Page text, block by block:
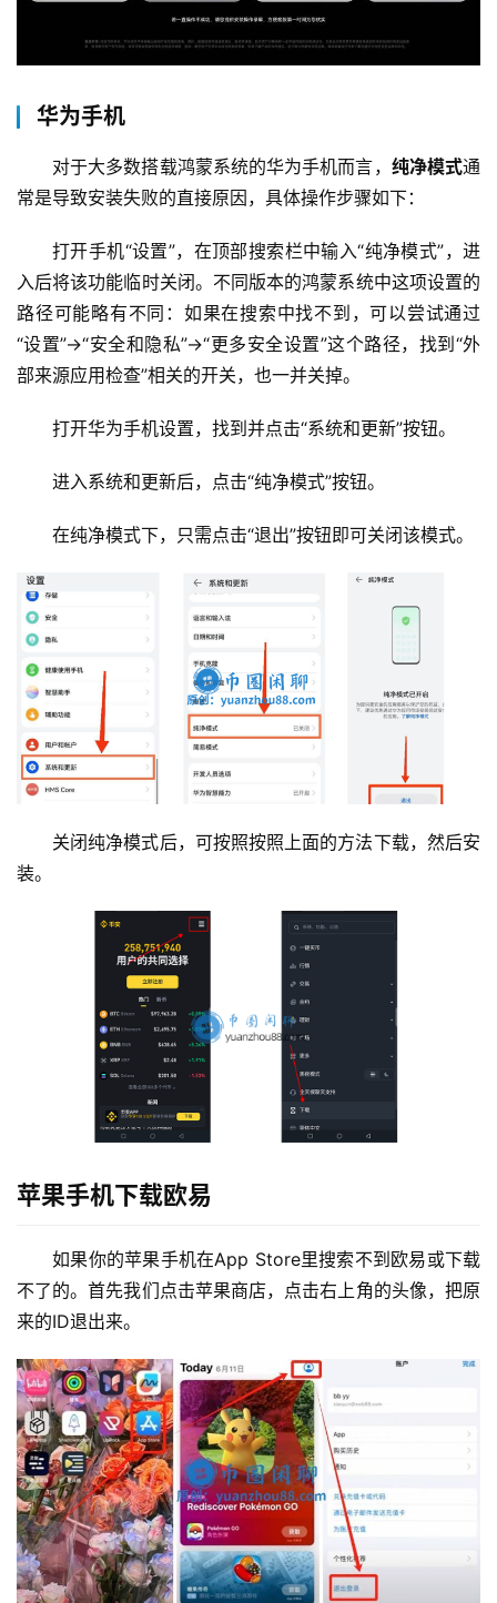
华为手机
对于大多数搭载鸿蒙系统的华为手机而言， 纯净模式通
常是导致安装失败的直接原因，具体操作步骤如下：
打开手机“设置”，在顶部搜索栏中输入“纯净模式”，进
入后将该功能临时关闭。不同版本的鸿蒙系统中这项设置的
路径可能略有不同：如果在搜索中找不到，可以尝试通过
“设置”→“安全和隐私”→“更多安全设置”这个路径，找到“外
部来源应用检查”相关的开关，也一并关掉。
打开华为手机设置，找到并点击“系统和更新”按钮。
进入系统和更新后，点击“纯净模式”按钮。
在纯净模式下，只需点击“退出”按钮即可关闭该模式。
关闭纯净模式后，可按照按照上面的方法下载，然后安
装。
苹果手机下载欧易
如果你的苹果手机在App Store里搜索不到欧易或下载
不了的。首先我们点击苹果商店，点击右上角的头像，把原
来的ID退出来。